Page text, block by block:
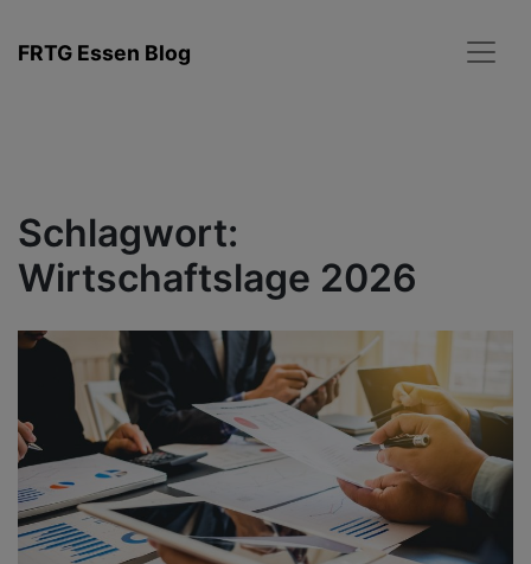
Inhalt
FRTG Essen Blog
Schlagwort:
Wirtschaftslage 2026